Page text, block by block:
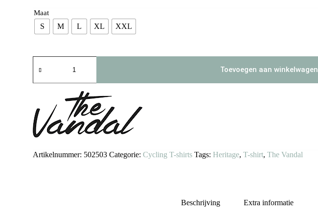
Maat
S M L XL XXL
Vandal
shirt:
aantal
Toevoegen aan winkelwagen
Artikelnummer: 502503 Categorie:Cycling T-shirts Tags:Heritage,T-shirt,The Vandal
Beschrijving Extra informatie